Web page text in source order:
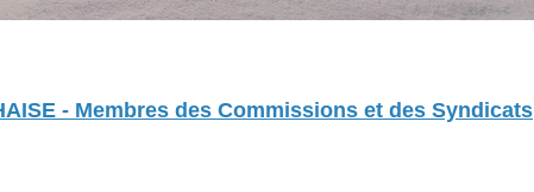
- Membres des Commissions et des Syndicats